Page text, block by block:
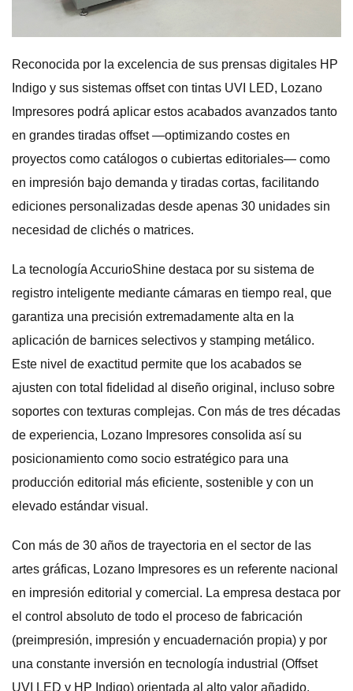
Reconocida por la excelencia de sus prensas digitales HP
Indigo y sus sistemas offset con tintas UVI LED, Lozano
Impresores podrá aplicar estos acabados avanzados tanto
en grandes tiradas offset —optimizando costes en
proyectos como catálogos o cubiertas editoriales— como
en impresión bajo demanda y tiradas cortas, facilitando
ediciones personalizadas desde apenas 30 unidades sin
necesidad de clichés o matrices.
La tecnología AccurioShine destaca por su sistema de
registro inteligente mediante cámaras en tiempo real, que
garantiza una precisión extremadamente alta en la
aplicación de barnices selectivos y stamping metálico.
Este nivel de exactitud permite que los acabados se
ajusten con total fidelidad al diseño original, incluso sobre
soportes con texturas complejas. Con más de tres décadas
de experiencia, Lozano Impresores consolida así su
posicionamiento como socio estratégico para una
producción editorial más eficiente, sostenible y con un
elevado estándar visual.
Con más de 30 años de trayectoria en el sector de las
artes gráficas, Lozano Impresores es un referente nacional
en impresión editorial y comercial. La empresa destaca por
el control absoluto de todo el proceso de fabricación
(preimpresión, impresión y encuadernación propia) y por
una constante inversión en tecnología industrial (Offset
UVI LED y HP Indigo) orientada al alto valor añadido.